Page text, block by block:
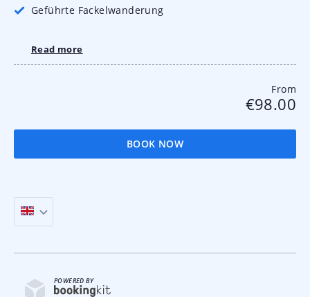
Geführte Fackelwanderung
Read more
From
€98.00
BOOK NOW
POWERED BY